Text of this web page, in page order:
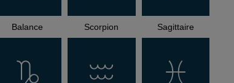
Balance Scorpion Sagittaire